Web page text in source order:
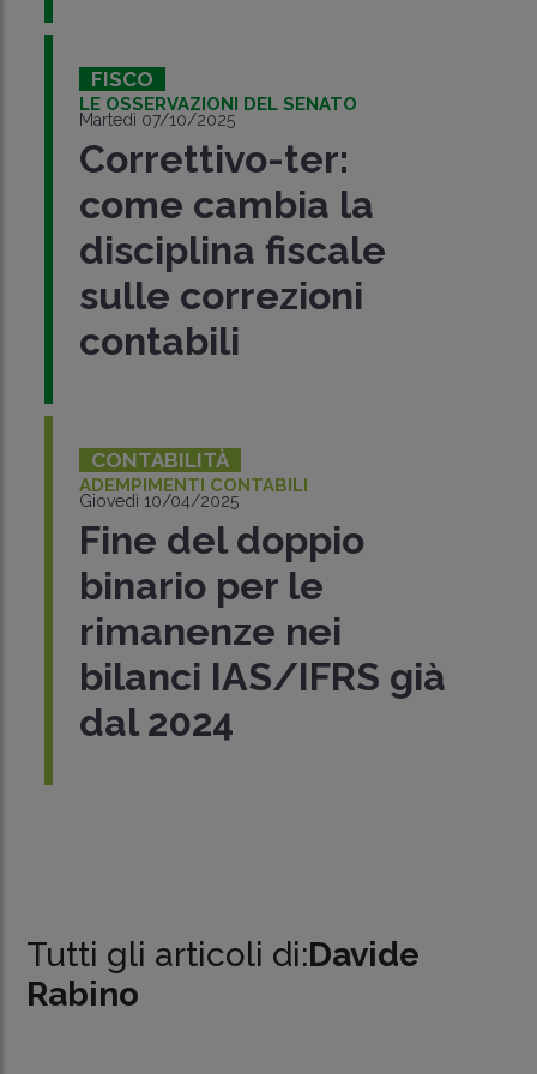
FISCO
LE OSSERVAZIONI DEL SENATO
Martedì 07/10/2025
Correttivo-ter:
come cambia la
disciplina fiscale
sulle correzioni
contabili
CONTABILITÀ
ADEMPIMENTI CONTABILI
Giovedì 10/04/2025
Fine del doppio
binario per le
rimanenze nei
bilanci IAS/IFRS già
dal 2024
Tutti gli articoli di:Davide
Rabino